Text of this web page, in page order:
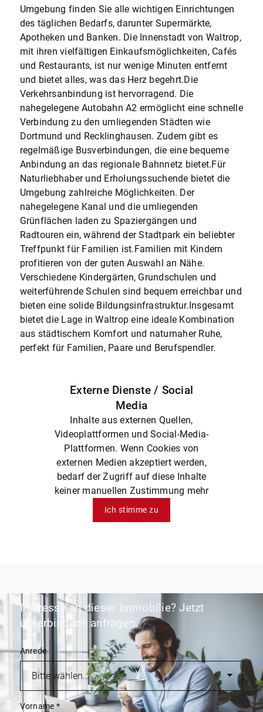
Umgebung finden Sie alle wichtigen Einrichtungen
des täglichen Bedarfs, darunter Supermärkte,
Apotheken und Banken. Die Innenstadt von Waltrop,
mit ihren vielfältigen Einkaufsmöglichkeiten, Cafés
und Restaurants, ist nur wenige Minuten entfernt
und bietet alles, was das Herz begehrt.Die
Verkehrsanbindung ist hervorragend. Die
nahegelegene Autobahn A2 ermöglicht eine schnelle
Verbindung zu den umliegenden Städten wie
Dortmund und Recklinghausen. Zudem gibt es
regelmäßige Busverbindungen, die eine bequeme
Anbindung an das regionale Bahnnetz bietet.Für
Naturliebhaber und Erholungssuchende bietet die
Umgebung zahlreiche Möglichkeiten. Der
nahegelegene Kanal und die umliegenden
Grünflächen laden zu Spaziergängen und
Radtouren ein, während der Stadtpark ein beliebter
Treffpunkt für Familien ist.Familien mit Kindern
profitieren von der guten Auswahl an Nähe.
Verschiedene Kindergärten, Grundschulen und
weiterführende Schulen sind bequem erreichbar und
bieten eine solide Bildungsinfrastruktur.Insgesamt
bietet die Lage in Waltrop eine ideale Kombination
aus städtischem Komfort und naturnaher Ruhe,
perfekt für Familien, Paare und Berufspendler.
Externe Dienste / Social
Media
Inhalte aus externen Quellen,
Videoplattformen und Social-Media-
Plattformen. Wenn Cookies von
externen Medien akzeptiert werden,
bedarf der Zugriff auf diese Inhalte
keiner manuellen Zustimmung mehr
Ich stimme zu
Interesse an dieser Immobilie? Jetzt
unverbindlich anfragen.
Anrede
Vorname *